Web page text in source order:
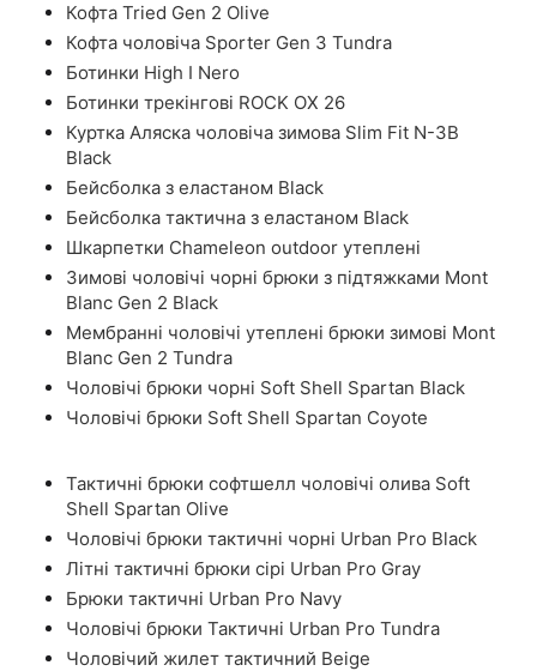
Кофта Tried Gen 2 Olive
Кофта чоловіча Sporter Gen 3 Tundra
Ботинки High I Nero
Ботинки трекінгові ROCK OX 26
Куртка Аляска чоловіча зимова Slim Fit N-3B
Black
Бейсболка з еластаном Black
Бейсболка тактична з еластаном Black
Шкарпетки Chameleon outdoor утеплені
Зимові чоловічі чорні брюки з підтяжками Mont
Blanc Gen 2 Black
Мембранні чоловічі утеплені брюки зимові Mont
Blanc Gen 2 Tundra
Чоловічі брюки чорні Soft Shell Spartan Black
Чоловічі брюки Soft Shell Spartan Coyote
Тактичні брюки софтшелл чоловічі олива Soft
Shell Spartan Olive
Чоловічі брюки тактичні чорні Urban Pro Black
Літні тактичні брюки сірі Urban Pro Gray
Брюки тактичні Urban Pro Navy
Чоловічі брюки Тактичні Urban Pro Tundra
Чоловічий жилет тактичний Beige